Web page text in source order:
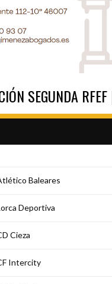
SEGUNDA
Baleares
Deportiva
Cieza
Intercity